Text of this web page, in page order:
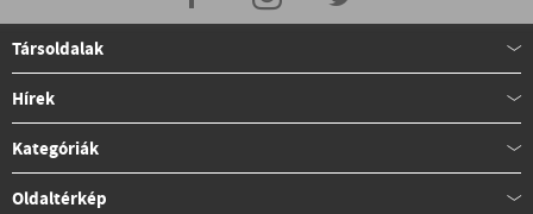
Társoldalak
Hírek
Kategóriák
Oldaltérkép